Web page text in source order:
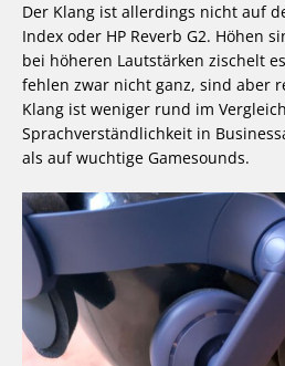
Der Klang ist allerdings nicht auf
Index oder HP Reverb G2. Höhen
bei höheren Lautstärken zischelt
fehlen zwar nicht ganz, sind aber
Klang ist weniger rund im
Sprachverständlichkeit in
als auf wuchtige Gamesounds.